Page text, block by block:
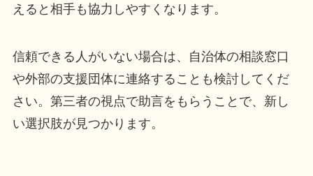
えると相手も協力しやすくなります。
信頼できる人がいない場合は、自治体の相談窓口
や外部の支援団体に連絡することも検討してくだ
さい。第三者の視点で助言をもらうことで、新し
い選択肢が見つかります。